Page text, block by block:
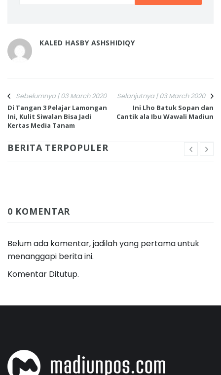
KALED HASBY ASHSHIDIQY
Sebelumnya | 03 March 2020
Di Tangan 3 Pelajar Lamongan
Ini, Kulit Siwalan Bisa Jadi
Kertas Media Tanam
Selanjutnya | 03 March 2020
Ini Lho Batuk Sopan dan
Cantik ala Ibu Wawali Madiun
BERITA TERPOPULER
0 KOMENTAR
Belum ada komentar, jadilah yang pertama untuk
menanggapi berita ini.
Komentar Ditutup.